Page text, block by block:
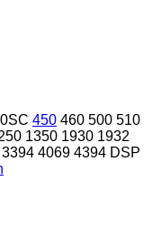
450 460 500 510
1350 1930 1932
3394 4069 4394 DSP